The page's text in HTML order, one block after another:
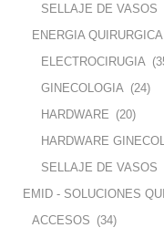
SELLAJE DE VASOS
ENERGIA
ELECTROCIRUGIA
GINECOLOGIA (24)
HARDWARE (20)
HARDWARE
SELLAJE DE VASOS
EMID - SOLUCIONES
ACCESOS (34)